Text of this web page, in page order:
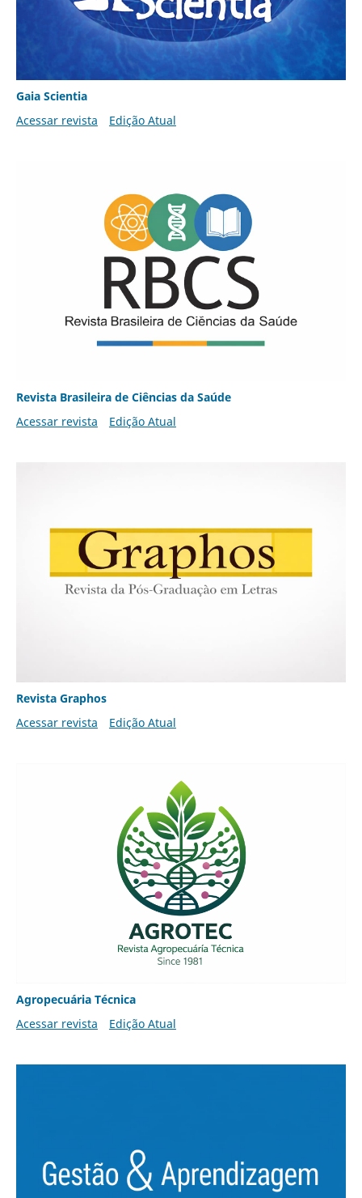
Gaia Scientia
Acessar revista
Edição Atual
Revista Brasileira de Ciências da Saúde
Acessar revista
Edição Atual
Revista Graphos
Acessar revista
Edição Atual
Agropecuária Técnica
Acessar revista
Edição Atual